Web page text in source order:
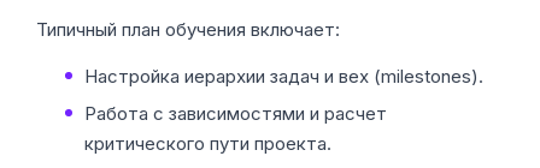
Типичный план обучения включает:
Настройка иерархии задач и вех (milestones).
Работа с зависимостями и расчет
критического пути проекта.